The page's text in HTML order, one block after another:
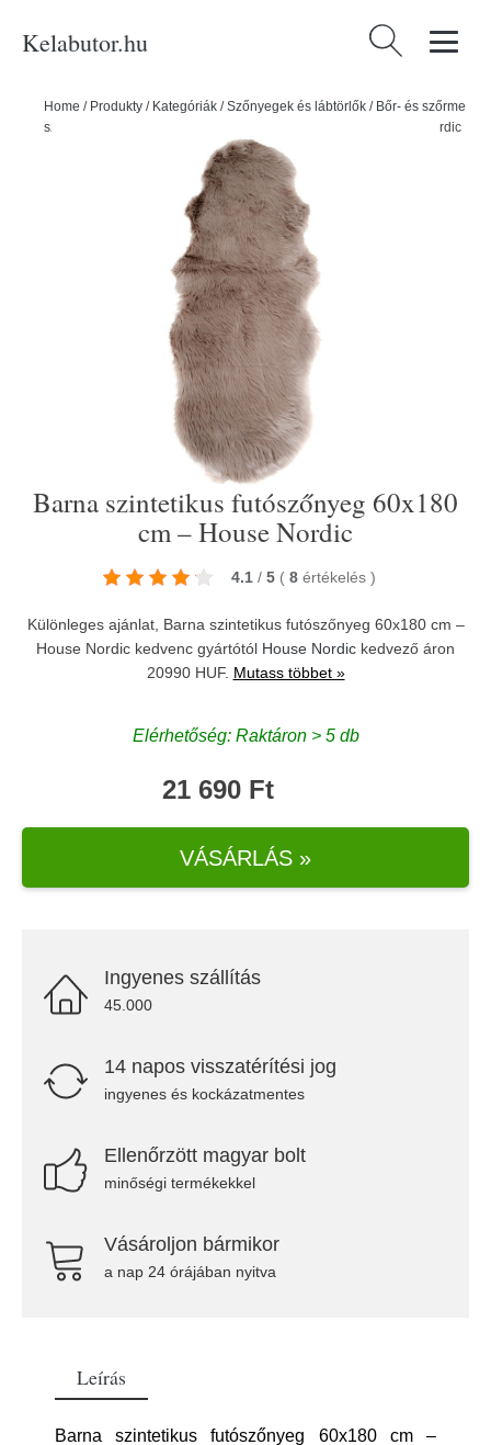
Kelabutor.hu Keresés:
Home / Produkty / Kategóriák /Szőnyegek és lábtörlők / Bőr- és szőrme
szőnyegek
Barna szintetikus futószőnyeg 60x180 cm – House Nordic
Barna szintetikus futószőnyeg 60x180
cm – House Nordic
4.1 / 5 ( 8 értékelés )
Különleges ajánlat, Barna szintetikus futószőnyeg 60x180 cm –
House Nordic kedvenc gyártótól House Nordic kedvező áron
20990 HUF. Mutass többet »
Elérhetőség: Raktáron > 5 db
21 690 Ft
VÁSÁRLÁS »
Ingyenes szállítás
45.000
14 napos visszatérítési jog
ingyenes és kockázatmentes
Ellenőrzött magyar bolt
minőségi termékekkel
Vásároljon bármikor
a nap 24 órájában nyitva
Leírás
Barna szintetikus futószőnyeg 60x180 cm –